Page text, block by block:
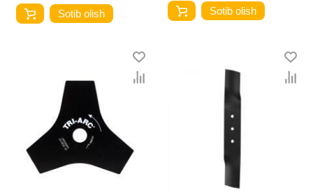
Sotib olish
Sotib olish